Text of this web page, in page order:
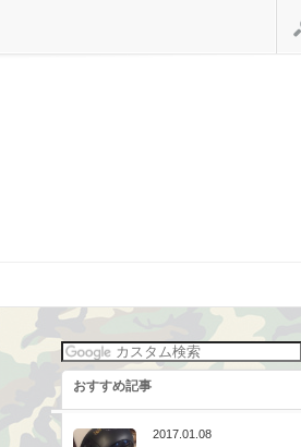
おすすめ記事
2017.01.08